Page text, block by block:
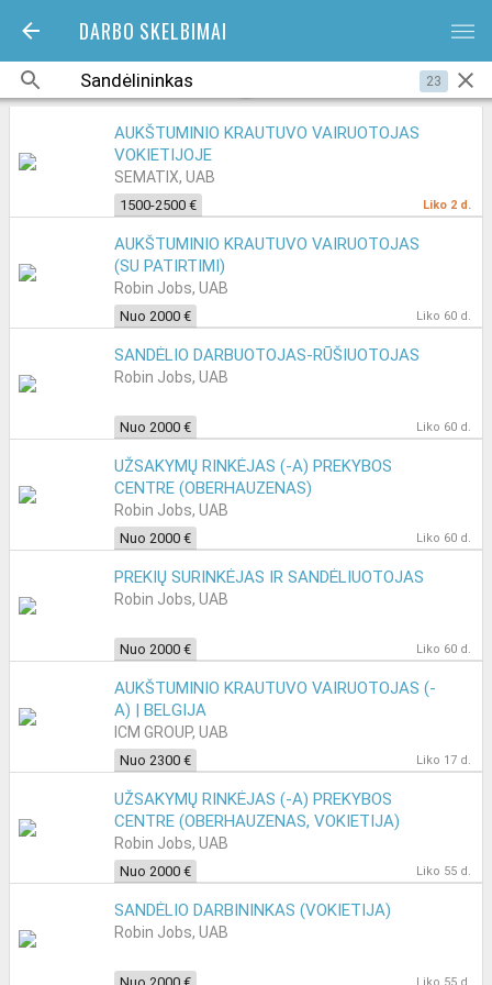
DARBO SKELBIMAI bars
23
AUKŠTUMINIO KRAUTUVO VAIRUOTOJAS
VOKIETIJOJE
SEMATIX, UAB
1500-2500 € Liko 2 d.
AUKŠTUMINIO KRAUTUVO VAIRUOTOJAS
(SU PATIRTIMI)
Robin Jobs, UAB
Nuo 2000 € Liko 60 d.
SANDĖLIO DARBUOTOJAS-RŪŠIUOTOJAS
Robin Jobs, UAB
Nuo 2000 € Liko 60 d.
UŽSAKYMŲ RINKĖJAS (-A) PREKYBOS
CENTRE (OBERHAUZENAS)
Robin Jobs, UAB
Nuo 2000 € Liko 60 d.
PREKIŲ SURINKĖJAS IR SANDĖLIUOTOJAS
Robin Jobs, UAB
Nuo 2000 € Liko 60 d.
AUKŠTUMINIO KRAUTUVO VAIRUOTOJAS (-
A) | BELGIJA
ICM GROUP, UAB
Nuo 2300 € Liko 17 d.
UŽSAKYMŲ RINKĖJAS (-A) PREKYBOS
CENTRE (OBERHAUZENAS, VOKIETIJA)
Robin Jobs, UAB
Nuo 2000 € Liko 55 d.
SANDĖLIO DARBININKAS (VOKIETIJA)
Robin Jobs, UAB